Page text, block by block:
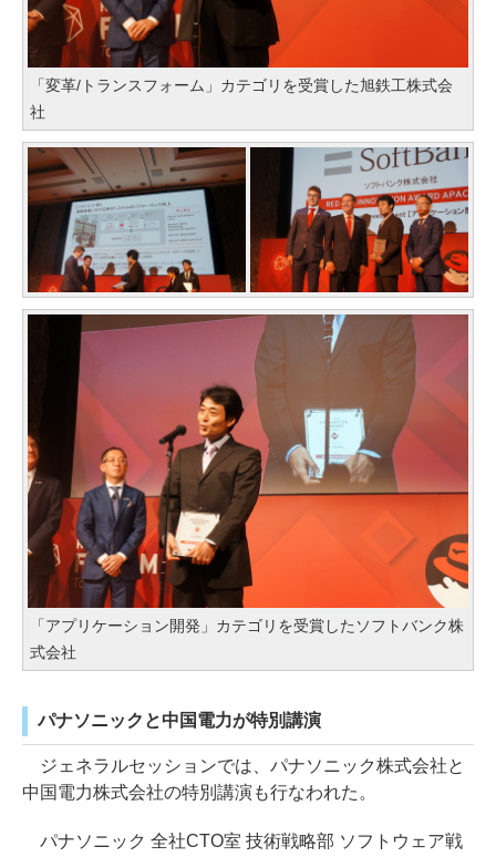
「変革/トランスフォーム」カテゴリを受賞した旭鉄工株式会
社
「アプリケーション開発」カテゴリを受賞したソフトバンク株
式会社
パナソニックと中国電力が特別講演
ジェネラルセッションでは、パナソニック株式会社と
中国電力株式会社の特別講演も行なわれた。
パナソニック 全社CTO室 技術戦略部 ソフトウェア戦